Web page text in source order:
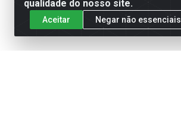
qualidade do nosso site.
Aceitar Negar não essenciais